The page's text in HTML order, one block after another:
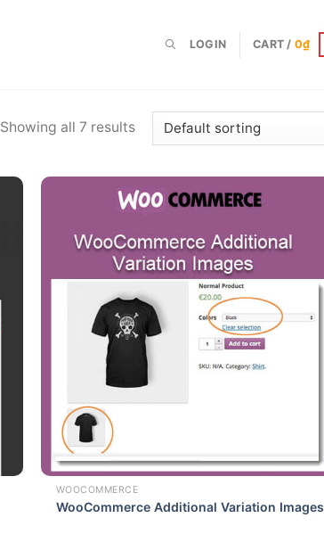
LOGIN CART / 0₫
Showing all 7 results
WOOCOMMERCE
WooCommerce Additional Variation Images